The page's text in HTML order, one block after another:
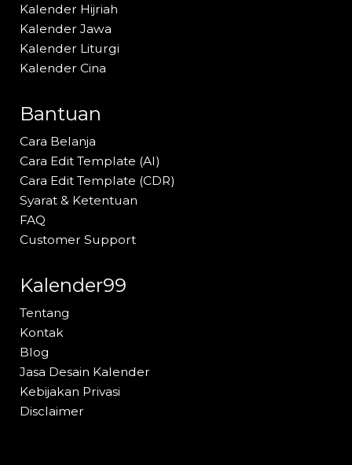
Kalender Hijriah
Kalender Jawa
Kalender Liturgi
Kalender Cina
Bantuan
Cara Belanja
Cara Edit Template (AI)
Cara Edit Template (CDR)
Syarat & Ketentuan
FAQ
Customer Support
Kalender99
Tentang
Kontak
Blog
Jasa Desain Kalender
Kebijakan Privasi
Disclaimer